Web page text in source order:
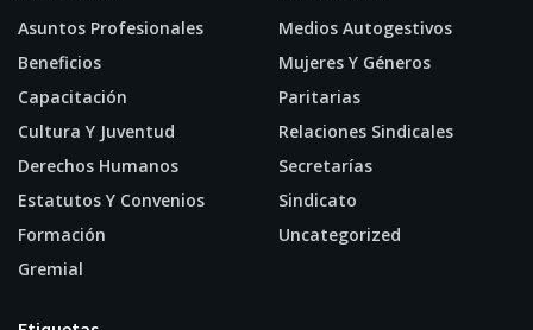
Asuntos Profesionales
Beneficios
Capacitación
Cultura Y Juventud
Derechos Humanos
Estatutos Y Convenios
Formación
Gremial
Medios Autogestivos
Mujeres Y Géneros
Paritarias
Relaciones Sindicales
Secretarías
Sindicato
Uncategorized